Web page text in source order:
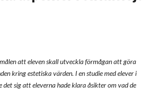
att eleven skall utveckla förmågan att göra
kring estetiska värden. I en studie med elever i
sig att eleverna hade klara åsikter om vad de